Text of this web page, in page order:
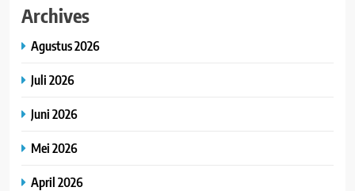
Archives
Agustus 2026
Juli 2026
Juni 2026
Mei 2026
April 2026